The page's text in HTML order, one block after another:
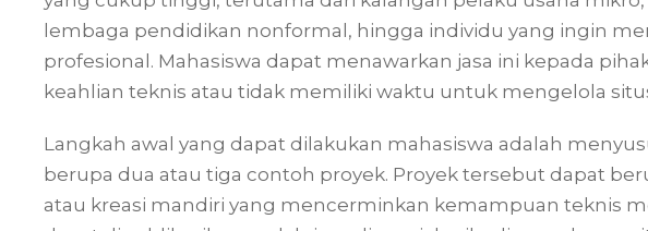
lembaga pendidikan nonformal, hingga individu yang ingin
profesional. Mahasiswa dapat menawarkan jasa ini kepada
keahlian teknis atau tidak memiliki waktu untuk mengelola
Langkah awal yang dapat dilakukan mahasiswa adalah
berupa dua atau tiga contoh proyek. Proyek tersebut dapat
atau kreasi mandiri yang mencerminkan kemampuan teknis